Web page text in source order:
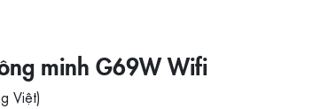
minh G69W Wifi
Việt)